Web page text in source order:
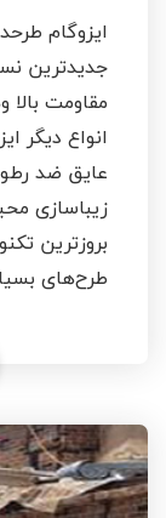
ایزوگام
جدید‌ترین
مقاومت
انواع دیگر
عایق ضد
زیباسازی
بروز‌ترین
طرح‌های